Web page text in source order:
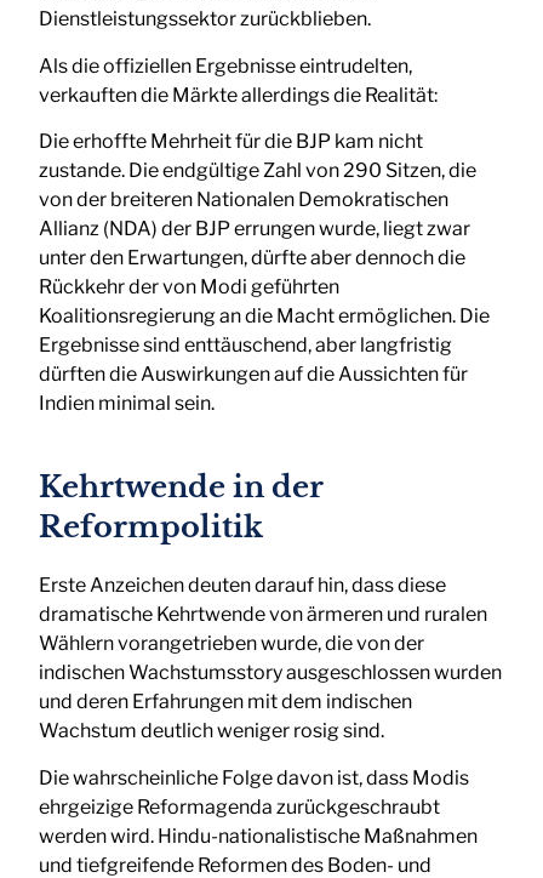
Dienstleistungssektor zurückblieben.
Als die offiziellen Ergebnisse eintrudelten,
verkauften die Märkte allerdings die Realität:
Die erhoffte Mehrheit für die BJP kam nicht
zustande. Die endgültige Zahl von 290 Sitzen, die
von der breiteren Nationalen Demokratischen
Allianz (NDA) der BJP errungen wurde, liegt zwar
unter den Erwartungen, dürfte aber dennoch die
Rückkehr der von Modi geführten
Koalitionsregierung an die Macht ermöglichen. Die
Ergebnisse sind enttäuschend, aber langfristig
dürften die Auswirkungen auf die Aussichten für
Indien minimal sein.
Kehrtwende in der
Reformpolitik
Erste Anzeichen deuten darauf hin, dass diese
dramatische Kehrtwende von ärmeren und ruralen
Wählern vorangetrieben wurde, die von der
indischen Wachstumsstory ausgeschlossen wurden
und deren Erfahrungen mit dem indischen
Wachstum deutlich weniger rosig sind.
Die wahrscheinliche Folge davon ist, dass Modis
ehrgeizige Reformagenda zurückgeschraubt
werden wird. Hindu-nationalistische Maßnahmen
und tiefgreifende Reformen des Boden- und